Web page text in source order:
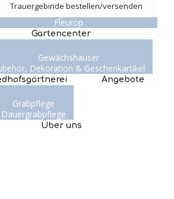
Trauergebinde bestellen/versenden
Fleurop
Gartencenter
Gewächshäuser
Dekoration & Geschenkartikel
Grabpflege
Dauergrabpflege
Angebote
Über uns